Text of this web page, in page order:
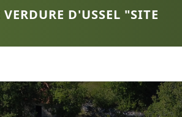
VERDURE D'USSEL "SITE